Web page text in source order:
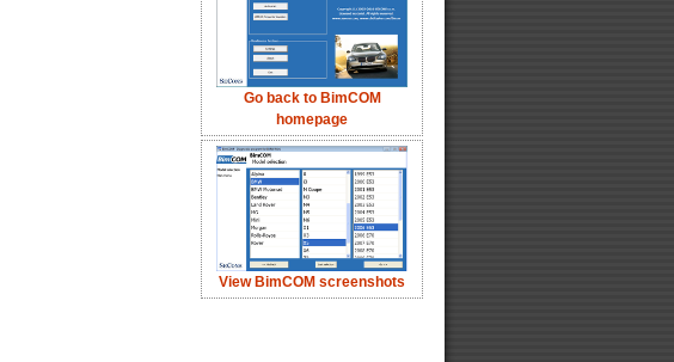
Go back to BimCOM
homepage
View BimCOM screenshots